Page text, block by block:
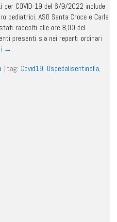
per COVID-19 del 6/9/2022 include
pediatrici. ASO Santa Croce e Carle
raccolti alle ore 8,00 del
presenti sia nei reparti ordinari
→
| tag: Covid19, Ospedalisentinella,